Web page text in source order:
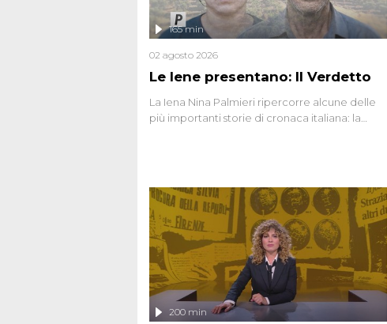
Le Iene presentano: Il Verdetto
165 min
02 agosto 2026
La Iena Nina Palmieri ripercorre alcune delle
più importanti storie di cronaca italiana: la
200 min